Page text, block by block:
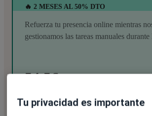
🔥 2 MESES AL 50% DTO
Refuerza tu presencia online mientras
gestionamos las tareas manuales durante
54.5€
Tu privacidad es importante